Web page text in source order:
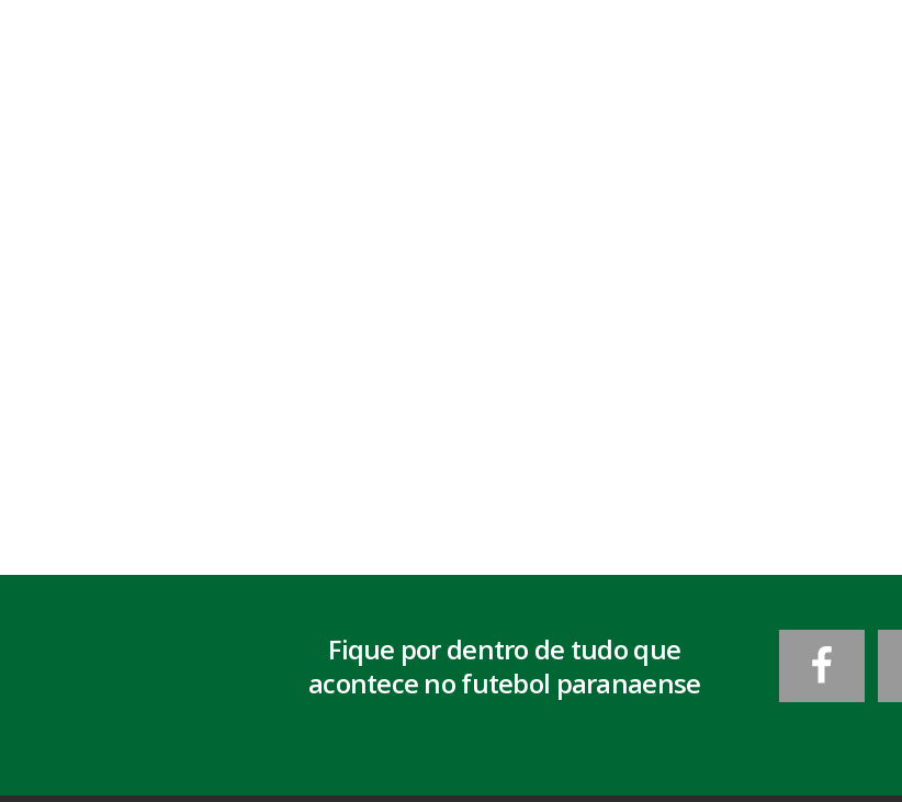
Fique por dentro de tudo que
acontece no futebol paranaense